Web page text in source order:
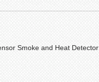
Smoke and Heat Detector